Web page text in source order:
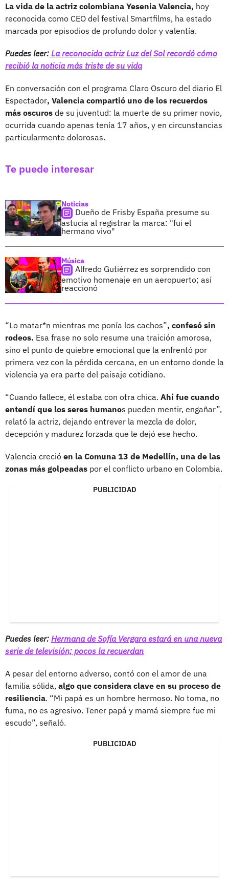
La vida de la actriz colombiana Yesenia Valencia, hoy
reconocida como CEO del festival Smartfilms, ha estado
marcada por episodios de profundo dolor y valentía.
Puedes leer: La reconocida actriz Luz del Sol recordó cómo
recibió la noticia más triste de su vida
En conversación con el programa Claro Oscuro del diario El
Espectador, Valencia compartió uno de los recuerdos
más oscuros de su juventud: la muerte de su primer novio,
ocurrida cuando apenas tenía 17 años, y en circunstancias
particularmente dolorosas.
Te puede interesar
Noticias
Dueño de Frisby España presume su
astucia al registrar la marca: "fui el
hermano vivo"
Música
Alfredo Gutiérrez es sorprendido con
emotivo homenaje en un aeropuerto; así
reaccionó
“Lo matar*n mientras me ponía los cachos”, confesó sin
rodeos. Esa frase no solo resume una traición amorosa,
sino el punto de quiebre emocional que la enfrentó por
primera vez con la pérdida cercana, en un entorno donde la
violencia ya era parte del paisaje cotidiano.
“Cuando fallece, él estaba con otra chica. Ahí fue cuando
entendí que los seres humanos pueden mentir, engañar”,
relató la actriz, dejando entrever la mezcla de dolor,
decepción y madurez forzada que le dejó ese hecho.
Valencia creció en la Comuna 13 de Medellín, una de las
zonas más golpeadas por el conflicto urbano en Colombia.
PUBLICIDAD
Puedes leer: Hermana de Sofía Vergara estará en una nueva
serie de televisión; pocos la recuerdan
A pesar del entorno adverso, contó con el amor de una
familia sólida, algo que considera clave en su proceso de
resiliencia. “Mi papá es un hombre hermoso. No toma, no
fuma, no es agresivo. Tener papá y mamá siempre fue mi
escudo”, señaló.
PUBLICIDAD